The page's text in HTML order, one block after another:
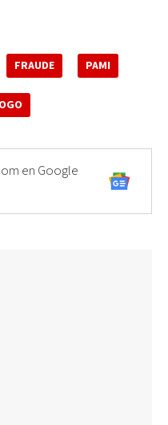
FRAUDE PAMI
en Google